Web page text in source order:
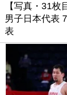
【写真・31
男子日本代表
表